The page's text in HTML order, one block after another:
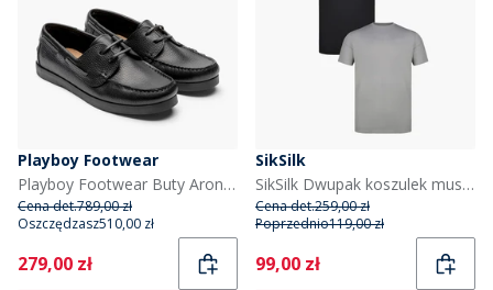
Playboy Footwear
Playboy Footwear Buty Aron dla niego kolor Black Tumbled Leather/Czarny
Cena det.789,00 zł
Oszczędzasz510,00 zł
Current
279,00 zł
SikSilk
SikSilk Dwupak koszulek muscle fit dla niego kolor Czarny/Szary
Cena det.259,00 zł
Poprzednio119,00 zł
Current
99,00 zł